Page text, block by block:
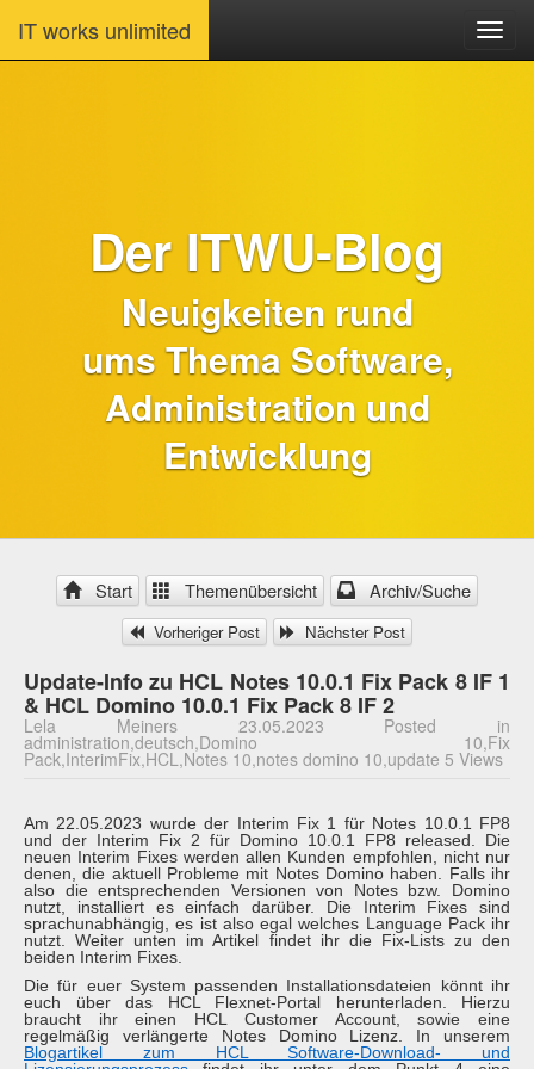
IT works unlimited
Der ITWU-Blog
Neuigkeiten rund
ums Thema Software,
Administration und
Entwicklung
Start Themenübersicht Archiv/Suche
Vorheriger Post Nächster Post
Update-Info zu HCL Notes 10.0.1 Fix Pack 8 IF 1
& HCL Domino 10.0.1 Fix Pack 8 IF 2
Lela Meiners 23.05.2023 Posted in
administration,deutsch,Domino 10,Fix
Pack,InterimFix,HCL,Notes 10,notes domino 10,update 5 Views
Am 22.05.2023 wurde der Interim Fix 1 für Notes 10.0.1 FP8
und der Interim Fix 2 für Domino 10.0.1 FP8 released. Die
neuen Interim Fixes werden allen Kunden empfohlen, nicht nur
denen, die aktuell Probleme mit Notes Domino haben. Falls ihr
also die entsprechenden Versionen von Notes bzw. Domino
nutzt, installiert es einfach darüber. Die Interim Fixes sind
sprachunabhängig, es ist also egal welches Language Pack ihr
nutzt. Weiter unten im Artikel findet ihr die Fix-Lists zu den
beiden Interim Fixes.
Die für euer System passenden Installationsdateien könnt ihr
euch über das HCL Flexnet-Portal herunterladen. Hierzu
braucht ihr einen HCL Customer Account, sowie eine
regelmäßig verlängerte Notes Domino Lizenz. In unserem
Blogartikel zum HCL Software-Download- und